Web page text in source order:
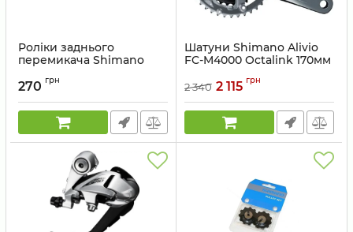
Роліки заднього
перемикача Shimano
зубів
Артикул: Y5VP98050
270 грн
Шатуни Shimano Alivio
FC-M4000 Octalink 170мм
Артикул: EFCM4000C002X
2 340 2 115 грн